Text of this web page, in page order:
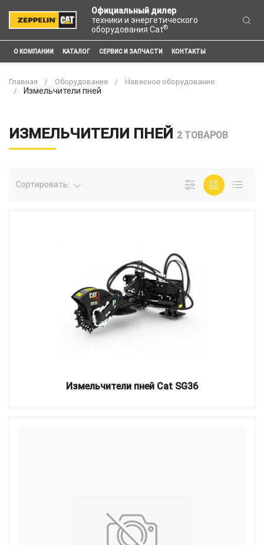
Официальный дилер
техники и энергетического
оборудования Cat®
О КОМПАНИИ КАТАЛОГ СЕРВИС И ЗАПЧАСТИ КОНТАКТЫ
Главная Оборудование Навесное оборудование
Измельчители пней
ИЗМЕЛЬЧИТЕЛИ ПНЕЙ 2 ТОВАРОВ
Сортировать:
Измельчители пней Cat SG36